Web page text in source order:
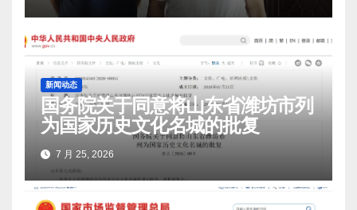
新闻动态
国务院关于同意将山东省潍坊市列
为国家历史文化名城的批复
7 月 25, 2026